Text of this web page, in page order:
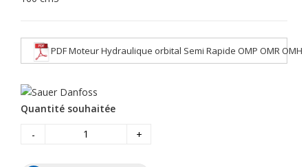
PDF Moteur Hydraulique orbital Semi Rapide OMP OMR OMH
Quantité souhaitée
-
+